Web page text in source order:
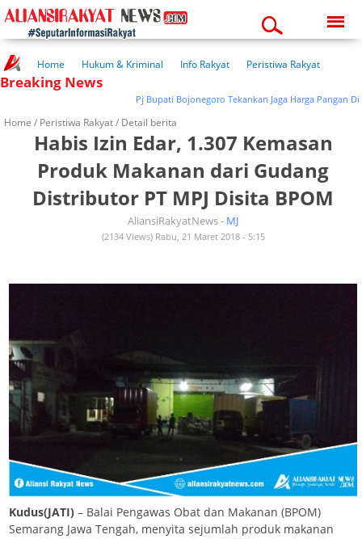
11:16:33 pm
Home Hukum & Kriminal Info Rakyat
Peristiwa Rakyat
Kuliner Rakyat
Wisata Rakyat
Breaking News
Pj Bupati Bojonegoro Tekankan Jaga Harga Pangan Di
Home / Peristiwa Rakyat/ Detail berita
Habis Izin Edar, 1.307 Kemasan
Produk Makanan dari Gudang
Distributor PT MPJ Disita BPOM
AliansiRakyatNews - MJ
(2134 Views) Rabu, 21 Maret 2018 - 5:15
Kudus(JATI) – Balai Pengawas Obat dan Makanan (BPOM)
Semarang Jawa Tengah, menyita sejumlah produk makanan